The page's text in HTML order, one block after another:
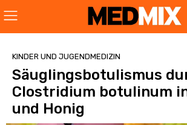
KINDER UND JUGENDMEDIZIN
Säuglingsbotulismus
Clostridium botulinum
und Honig